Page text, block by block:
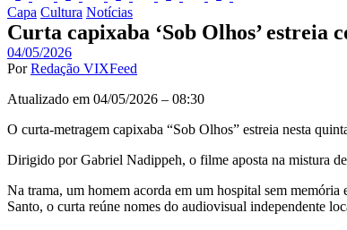
Posted
in
Capa Cultura Notícias
Curta capixaba ‘Sob Olhos’
04/05/2026
Por Redação VIXFeed
Atualizado em 04/05/2026 – 08:30
O curta-metragem capixaba “Sob Olhos” estreia nesta
Dirigido por Gabriel Nadippeh, o filme aposta na mistura
Na trama, um homem acorda em um hospital sem
Santo, o curta reúne nomes do audiovisual independente